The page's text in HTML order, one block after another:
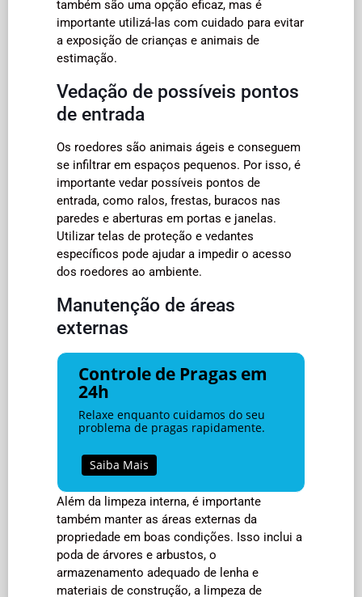
também são uma opção eficaz, mas é
importante utilizá-las com cuidado para evitar
a exposição de crianças e animais de
estimação.
Vedação de possíveis pontos
de entrada
Os roedores são animais ágeis e conseguem
se infiltrar em espaços pequenos. Por isso, é
importante vedar possíveis pontos de
entrada, como ralos, frestas, buracos nas
paredes e aberturas em portas e janelas.
Utilizar telas de proteção e vedantes
específicos pode ajudar a impedir o acesso
dos roedores ao ambiente.
Manutenção de áreas
externas
Controle de Pragas em
24h
Relaxe enquanto cuidamos do seu
problema de pragas rapidamente.
Saiba Mais
Além da limpeza interna, é importante
também manter as áreas externas da
propriedade em boas condições. Isso inclui a
poda de árvores e arbustos, o
armazenamento adequado de lenha e
materiais de construção, a limpeza de